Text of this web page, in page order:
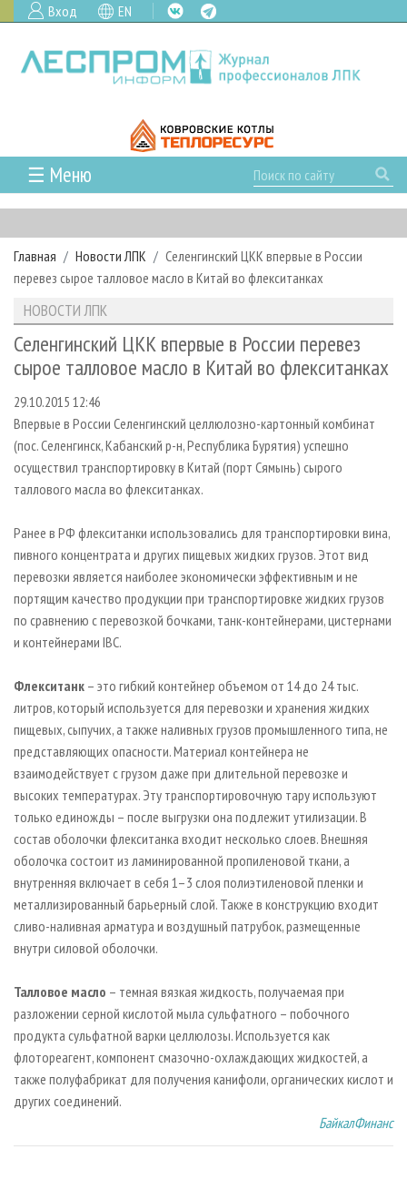
Вход EN
☰ Меню
ГЛАВНАЯ
РУБРИКИ И ТЕМЫ
РУБРИКИ ЖУРНАЛА
ЛЕСОЗАГОТОВКА
ЛЕСОПИЛЕНИЕ
СУШКА ДРЕВЕСИНЫ
ПРОИЗВОДСТВО ДРЕВЕСНЫХ ПЛИТ
ДЕРЕВЯННОЕ ДОМОСТРОЕНИЕ
БИОЭНЕРГЕТИКА
ЦБП
ИНСТРУМЕНТ И МАТЕРИАЛЫ
НОВОСТИ
НОВОСТИ ЛПК
НОВОСТИ ЖУРНАЛА
ПРОЕКТЫ ЛПИ
АНАЛИТИКА
ПРЕДПРИЯТИЯ ЛПК
ПЕРСОНЫ
МОБИЛЬНЫЕ ВЫСТАВКИ
ОФИЦИАЛЬНЫЕ ДЕЛЕГАЦИИ
RUSSIAN FORESTRY REVIEW
ГАЗЕТА ЛЕСПРОМФОРУМ
БИБЛИОТЕКА СПЕЦИАЛИСТА
АРХИВ ЖУРНАЛОВ
О ЖУРНАЛЕ
ПОДПИСКА
КОНТАКТЫ
РЕКЛАМОДАТЕЛЯМ
РЕКЛАМА
РЕКЛАМА НА САЙТЕ
Главная Новости ЛПК
Селенгинский ЦКК впервые в России
перевез сырое талловое масло в Китай во флекситанках
НОВОСТИ ЛПК
Селенгинский ЦКК впервые в России перевез
сырое талловое масло в Китай во флекситанках
29.10.2015 12:46
Впервые в России Селенгинский целлюлозно-картонный комбинат
(пос. Селенгинск, Кабанский р-н, Республика Бурятия) успешно
осуществил транспортировку в Китай (порт Сямынь) сырого
таллового масла во флекситанках.
Ранее в РФ флекситанки использовались для транспортировки вина,
пивного концентрата и других пищевых жидких грузов. Этот вид
перевозки является наиболее экономически эффективным и не
портящим качество продукции при транспортировке жидких грузов
по сравнению с перевозкой бочками, танк-контейнерами, цистернами
и контейнерами IBC.
Флекситанк – это гибкий контейнер объемом от 14 до 24 тыс.
литров, который используется для перевозки и хранения жидких
пищевых, сыпучих, а также наливных грузов промышленного типа, не
представляющих опасности. Материал контейнера не
взаимодействует с грузом даже при длительной перевозке и
высоких температурах. Эту транспортировочную тару используют
только единожды – после выгрузки она подлежит утилизации. В
состав оболочки флекситанка входит несколько слоев. Внешняя
оболочка состоит из ламинированной пропиленовой ткани, а
внутренняя включает в себя 1–3 слоя полиэтиленовой пленки и
металлизированный барьерный слой. Также в конструкцию входит
сливо-наливная арматура и воздушный патрубок, размещенные
внутри силовой оболочки.
Талловое масло – темная вязкая жидкость, получаемая при
разложении серной кислотой мыла сульфатного – побочного
продукта сульфатной варки целлюлозы. Используется как
флотореагент, компонент смазочно-охлаждающих жидкостей, а
также полуфабрикат для получения канифоли, органических кислот и
других соединений.
БайкалФинанс